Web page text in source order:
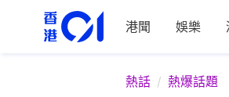
港聞 娛樂
熱話 熱爆話題